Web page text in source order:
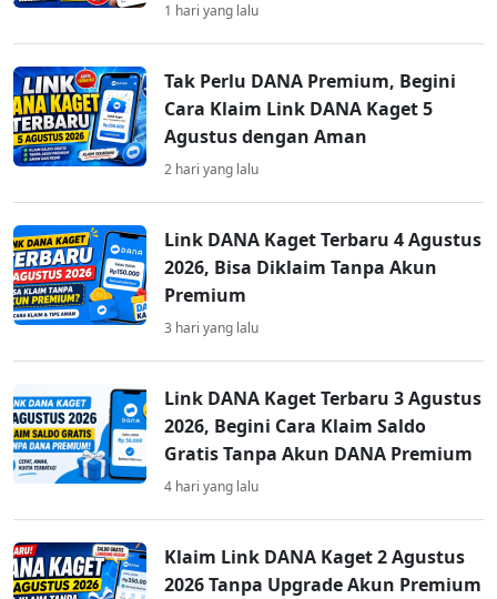
1 hari yang lalu
Tak Perlu DANA Premium, Begini
Cara Klaim Link DANA Kaget 5
Agustus dengan Aman
2 hari yang lalu
Link DANA Kaget Terbaru 4 Agustus
2026, Bisa Diklaim Tanpa Akun
Premium
3 hari yang lalu
Link DANA Kaget Terbaru 3 Agustus
2026, Begini Cara Klaim Saldo
Gratis Tanpa Akun DANA Premium
4 hari yang lalu
Klaim Link DANA Kaget 2 Agustus
2026 Tanpa Upgrade Akun Premium